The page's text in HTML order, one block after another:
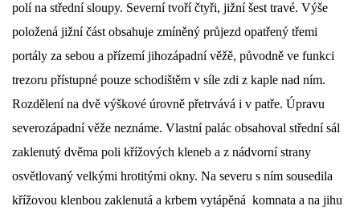
polí na střední sloupy. Severní tvoří čtyři, jižní šest travé. Výše
položená jižní část obsahuje zmíněný průjezd opatřený třemi
portály za sebou a přízemí jihozápadní věžě, původně ve funkci
trezoru přístupné pouze schodištěm v síle zdi z kaple nad ním.
Rozdělení na dvě výškové úrovně přetrvává i v patře. Úpravu
severozápadní věže neznáme. Vlastní palác obsahoval střední sál
zaklenutý dvěma poli křížových kleneb a z nádvorní strany
osvětlovaný velkými hrotitými okny. Na severu s ním sousedila
křížovou klenbou zaklenutá a krbem vytápěná komnata a na jihu